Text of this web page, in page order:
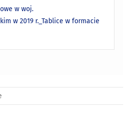
w woj.
w 2019 r._Tablice w formacie